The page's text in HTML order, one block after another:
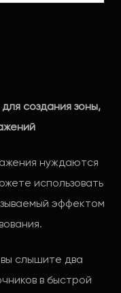
создания зоны,
нуждаются
использовать
эффектом
слышите два
в быстрой